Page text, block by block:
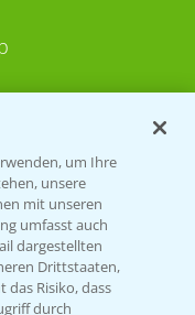
um Ihre
unsere
mit unseren
umfasst auch
dargestellten
Drittstaaten,
das Risiko, dass
durch